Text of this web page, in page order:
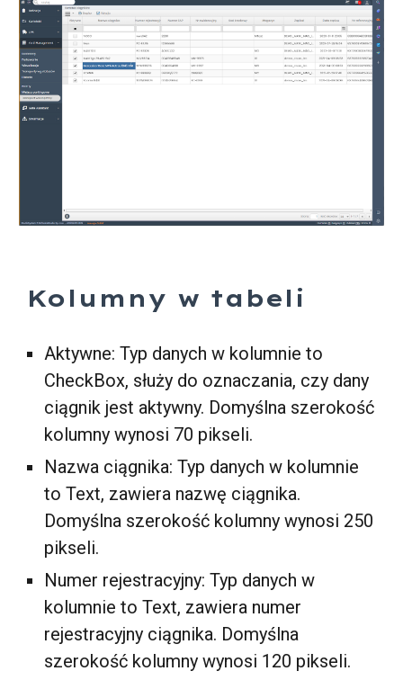
Kolumny w tabeli
Aktywne: Typ danych w kolumnie to
CheckBox, służy do oznaczania, czy dany
ciągnik jest aktywny. Domyślna szerokość
kolumny wynosi 70 pikseli.
Nazwa ciągnika: Typ danych w kolumnie
to Text, zawiera nazwę ciągnika.
Domyślna szerokość kolumny wynosi 250
pikseli.
Numer rejestracyjny: Typ danych w
kolumnie to Text, zawiera numer
rejestracyjny ciągnika. Domyślna
szerokość kolumny wynosi 120 pikseli.